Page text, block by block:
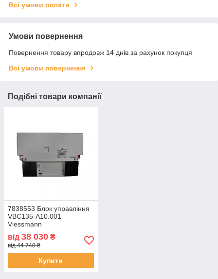
Всі умови оплати
Умови повернення
Повернення товару впродовж 14 днів за рахунок покупця
Всі умови повернення
Подібні товари компанії
7838553 Блок управління
VBC135-A10.001
Viessmann
від 38 030 ₴
від 44 740 ₴
Купити